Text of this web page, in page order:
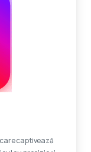
captivează